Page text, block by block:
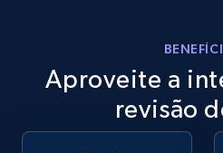
URL, Product id, Title, Seller
Seller reviews,
more.
2.5K+ 359+
Aproveite a
revisão